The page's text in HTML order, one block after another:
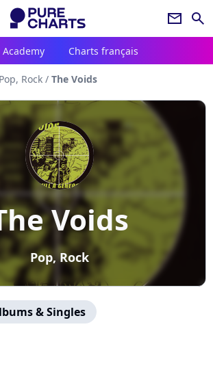
newsletter search
Academy Charts français
Pop, Rock / The Voids
Voids
Pop, Rock
& Singles